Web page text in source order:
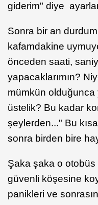
giderim" diye
Sonra bir an
kafamdakine
önceden saati,
yapacaklarımın?
mümkün olduğunca
üstelik? Bu kadar
şeylerden..." Bu
sonra birden bire
Şaka şaka o otobüs
güvenli köşesine
panikleri ve